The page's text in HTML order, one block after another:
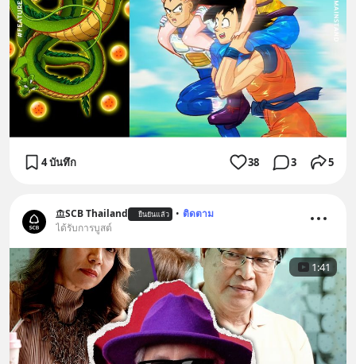
4 บันทึก 38 3 5
SCB Thailand ยืนยันแล้ว • ติดตาม
ได้รับการบูสต์
1:41